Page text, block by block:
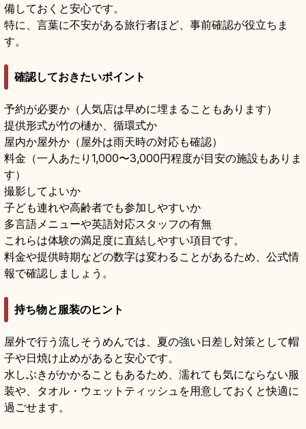
備しておくと安心です。
特に、言葉に不安がある旅行者ほど、事前確認が役立ちま
す。
確認しておきたいポイント
予約が必要か（人気店は早めに埋まることもあります）
提供形式が竹の樋か、循環式か
屋内か屋外か（屋外は雨天時の対応も確認）
料金（一人あたり1,000〜3,000円程度が目安の施設もありま
す）
撮影してよいか
子ども連れや高齢者でも参加しやすいか
多言語メニューや英語対応スタッフの有無
これらは体験の満足度に直結しやすい項目です。
料金や提供時期などの数字は変わることがあるため、公式情
報で確認しましょう。
持ち物と服装のヒント
屋外で行う流しそうめんでは、夏の強い日差し対策として帽
子や日焼け止めがあると安心です。
水しぶきがかかることもあるため、濡れても気にならない服
装や、タオル・ウェットティッシュを用意しておくと快適に
過ごせます。